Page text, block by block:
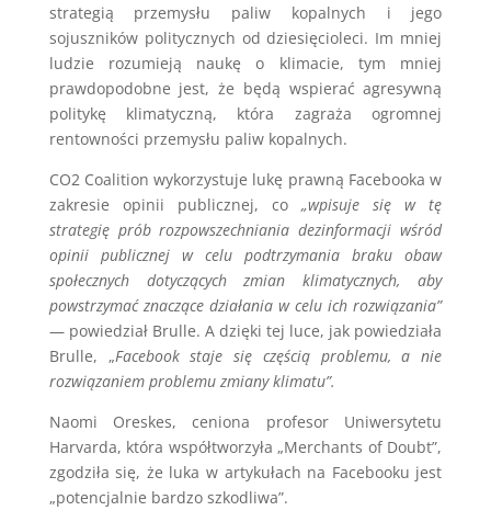
strategią przemysłu paliw kopalnych i jego
sojuszników politycznych od dziesięcioleci. Im mniej
ludzie rozumieją naukę o klimacie, tym mniej
prawdopodobne jest, że będą wspierać agresywną
politykę klimatyczną, która zagraża ogromnej
rentowności przemysłu paliw kopalnych.
CO2 Coalition wykorzystuje lukę prawną Facebooka w
zakresie opinii publicznej, co„wpisuje się w tę
strategię prób rozpowszechniania dezinformacji wśród
opinii publicznej w celu podtrzymania braku obaw
społecznych dotyczących zmian klimatycznych, aby
powstrzymać znaczące działania w celu ich rozwiązania”
— powiedział Brulle. A dzięki tej luce, jak powiedziała
Brulle, „Facebook staje się częścią problemu, a nie
rozwiązaniem problemu zmiany klimatu”.
Naomi Oreskes, ceniona profesor Uniwersytetu
Harvarda, która współtworzyła „Merchants of Doubt”,
zgodziła się, że luka w artykułach na Facebooku jest
„potencjalnie bardzo szkodliwa”.